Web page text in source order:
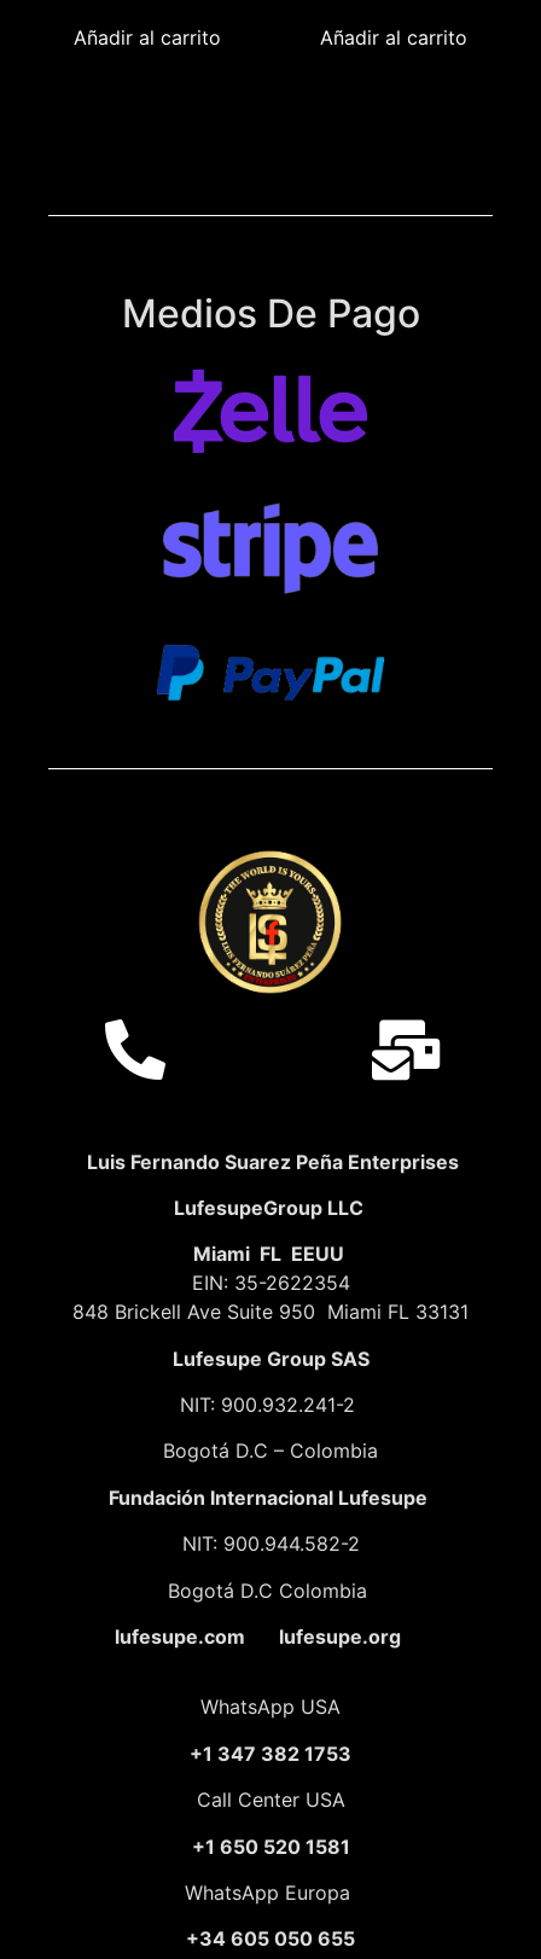
Añadir al carrito Añadir al carrito
Medios De Pago
Luis Fernando Suarez Peña Enterprises
LufesupeGroup LLC
Miami FL EEUU
EIN: 35-2622354
848 Brickell Ave Suite 950 Miami FL 33131
Lufesupe Group SAS
NIT: 900.932.241-2
Bogotá D.C – Colombia
Fundación Internacional Lufesupe
NIT: 900.944.582-2
Bogotá D.C Colombia
lufesupe.com lufesupe.org
WhatsApp USA
+1 347 382 1753
Call Center USA
+1 650 520 1581
WhatsApp Europa
+34 605 050 655